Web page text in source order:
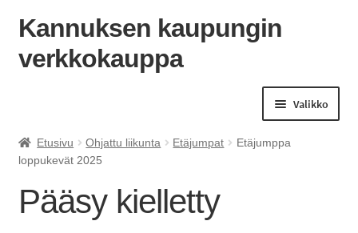
Siirry
Siirry
Kannuksen kaupungin
verkkokauppa
Valikko
Etusivu Ohjattu liikunta Etäjumpat
Etäjumppa
loppukevät 2025
Pääsy kielletty